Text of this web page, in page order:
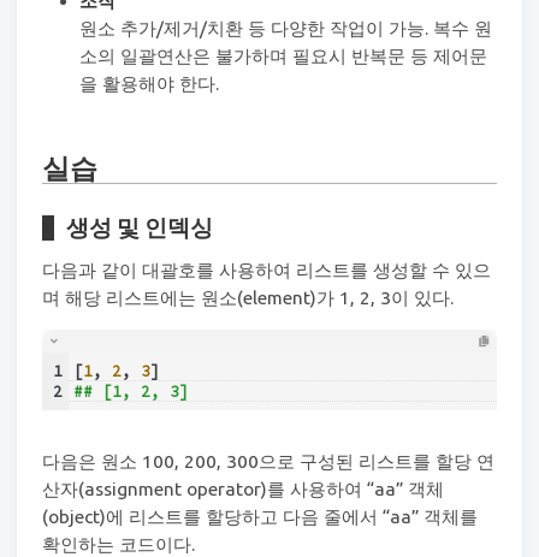
원소 추가/제거/치환 등 다양한 작업이 가능. 복수 원
소의 일괄연산은 불가하며 필요시 반복문 등 제어문
을 활용해야 한다.
실습
생성 및 인덱싱
다음과 같이 대괄호를 사용하여 리스트를 생성할 수 있으
며 해당 리스트에는 원소(element)가 1, 2, 3이 있다.
1
2
[1, 2, 3]
## [1, 2, 3]
다음은 원소 100, 200, 300으로 구성된 리스트를 할당 연
산자(assignment operator)를 사용하여 “aa” 객체
(object)에 리스트를 할당하고 다음 줄에서 “aa” 객체를
확인하는 코드이다.